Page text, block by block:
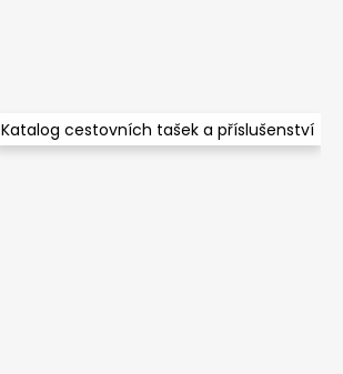
Katalog cestovních tašek a příslušenství